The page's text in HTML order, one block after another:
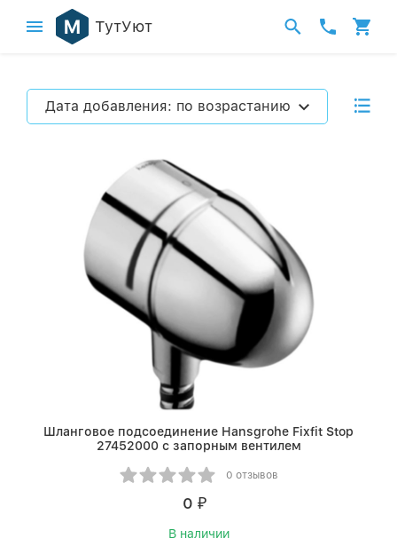
ТутУют
Дата добавления: по возрастанию
Шланговое подсоединение Hansgrohe Fixfit Stop
27452000 с запорным вентилем
0 отзывов
0 ₽
В наличии